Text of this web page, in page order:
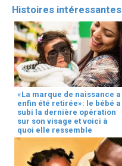
Histoires intéressantes
«La marque de naissance a
enfin été retirée»: le bébé a
subi la dernière opération
sur son visage et voici à
quoi elle ressemble